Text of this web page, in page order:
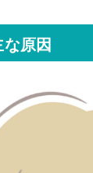
原因